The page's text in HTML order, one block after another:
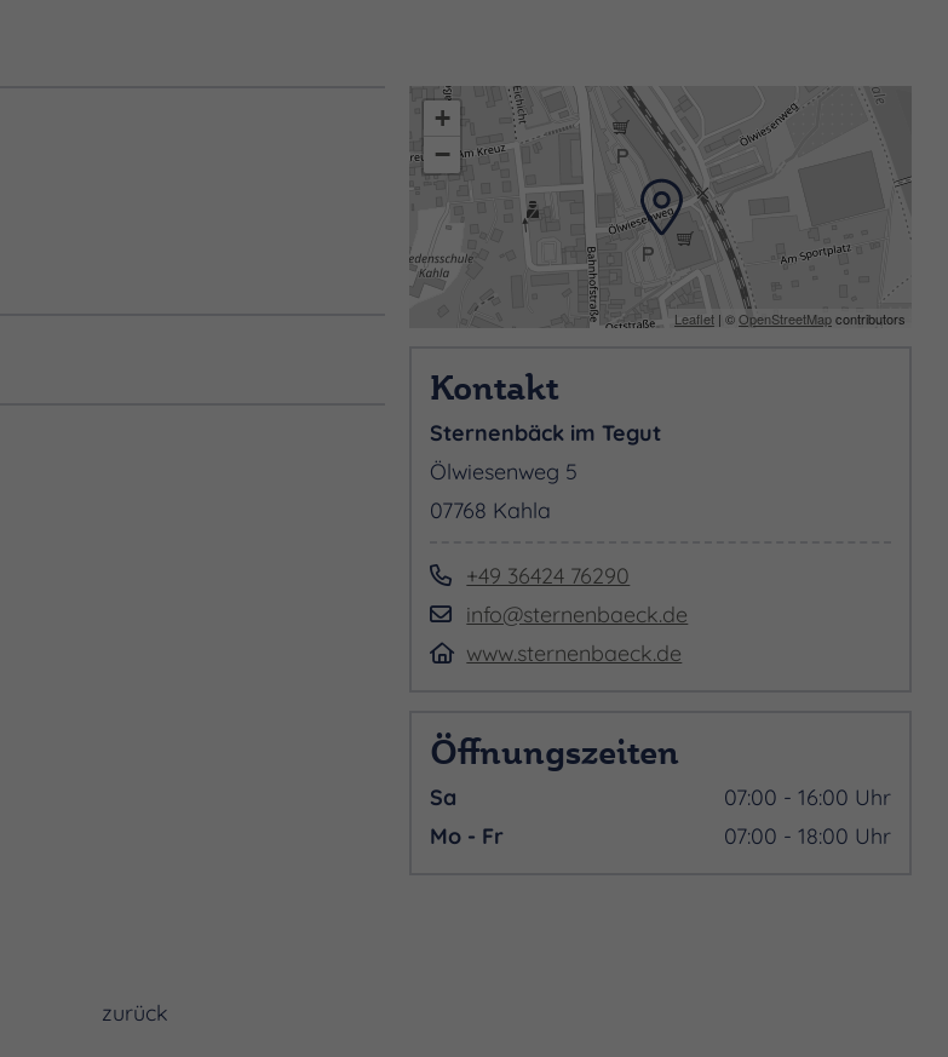
+
−
Leaflet| ©OpenStreetMapcontributors
Kontakt
Sternenbäck im Tegut
Ölwiesenweg 5
07768 Kahla
+49 36424 76290
info@sternenbaeck.de
www.sternenbaeck.de
Öffnungszeiten
Sa
07:00 - 16:00 Uhr
Mo - Fr
07:00 - 18:00 Uhr
zurück